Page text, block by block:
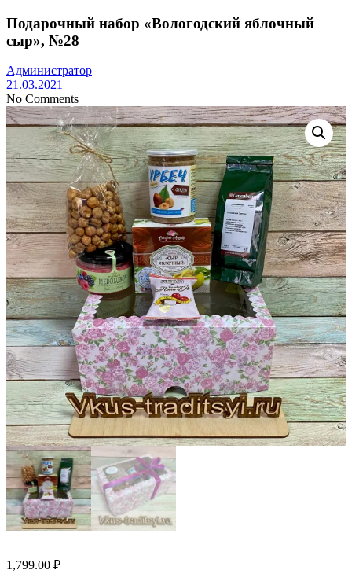
Подарочный набор «Вологодский яблочный
сыр», №28
Администратор
21.03.2021
No Comments
1,799.00 ₽